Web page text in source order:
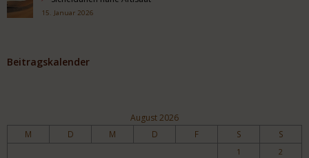
15. Januar 2026
Beitragskalender
August 2026
M D M D F S S
1
2